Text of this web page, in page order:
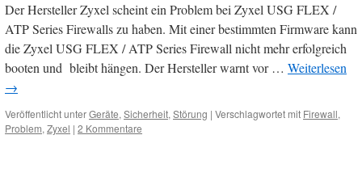
Der Hersteller Zyxel scheint ein Problem bei Zyxel USG FLEX /
ATP Series Firewalls zu haben. Mit einer bestimmten Firmware kann
die Zyxel USG FLEX / ATP Series Firewall nicht mehr erfolgreich
booten und bleibt hängen. Der Hersteller warnt vor … Weiterlesen
→
Veröffentlicht unterGeräte, Sicherheit, Störung | Verschlagwortet mit Firewall,
Problem, Zyxel | 2 Kommentare